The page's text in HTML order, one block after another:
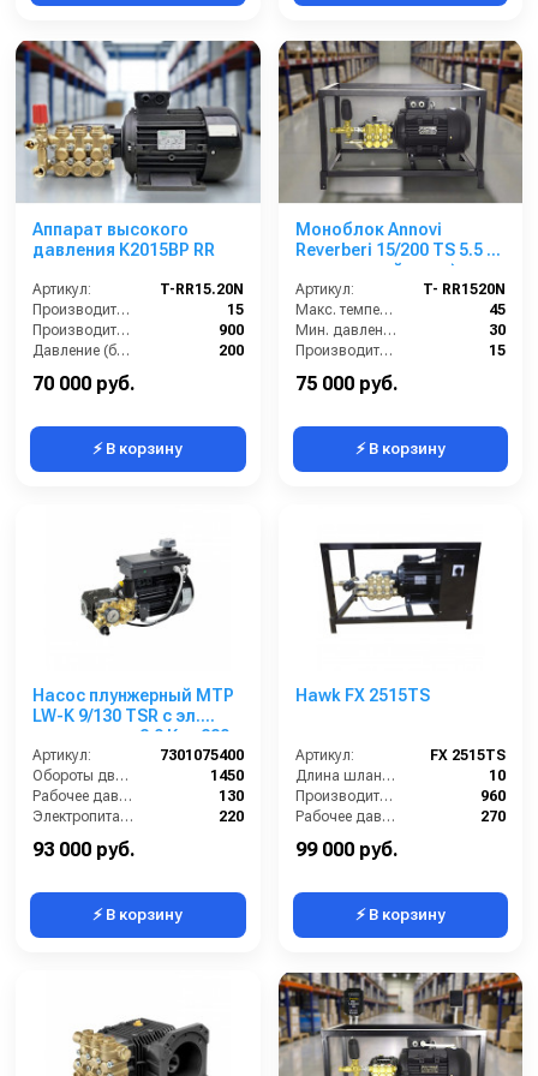
Аппарат высокого
давления K2015BP RR
Артикул:
T-RR15.20N
Производительность (л/мин):
15
Производительность (л/ч):
900
Давление (бар):
200
Напряжение (В):
70 000 руб.
⚡ В корзину
Моноблок Annovi
Reverberi 15/200 TS 5.5 (
на открытой раме)
Артикул:
T- RR1520N
Макс. температура воды (°C):
45
Мин. давление (бар):
30
Производительность (л/мин):
15
Производительность (л/ч):
75 000 руб.
⚡ В корзину
Насос плунжерный MTP
LW-K 9/130 TSR с эл.
двигателем 2,9 Квт 220
В
Артикул:
7301075400
Обороты двигателя (об/мин):
1450
Рабочее давление (бар):
130
Электропитание (В):
220
93 000 руб.
⚡ В корзину
Hawk FX 2515TS
Артикул:
FX 2515TS
Длина шланга ВД (м):
10
Производительность (л/ч):
960
Рабочее давление (бар):
270
99 000 руб.
⚡ В корзину